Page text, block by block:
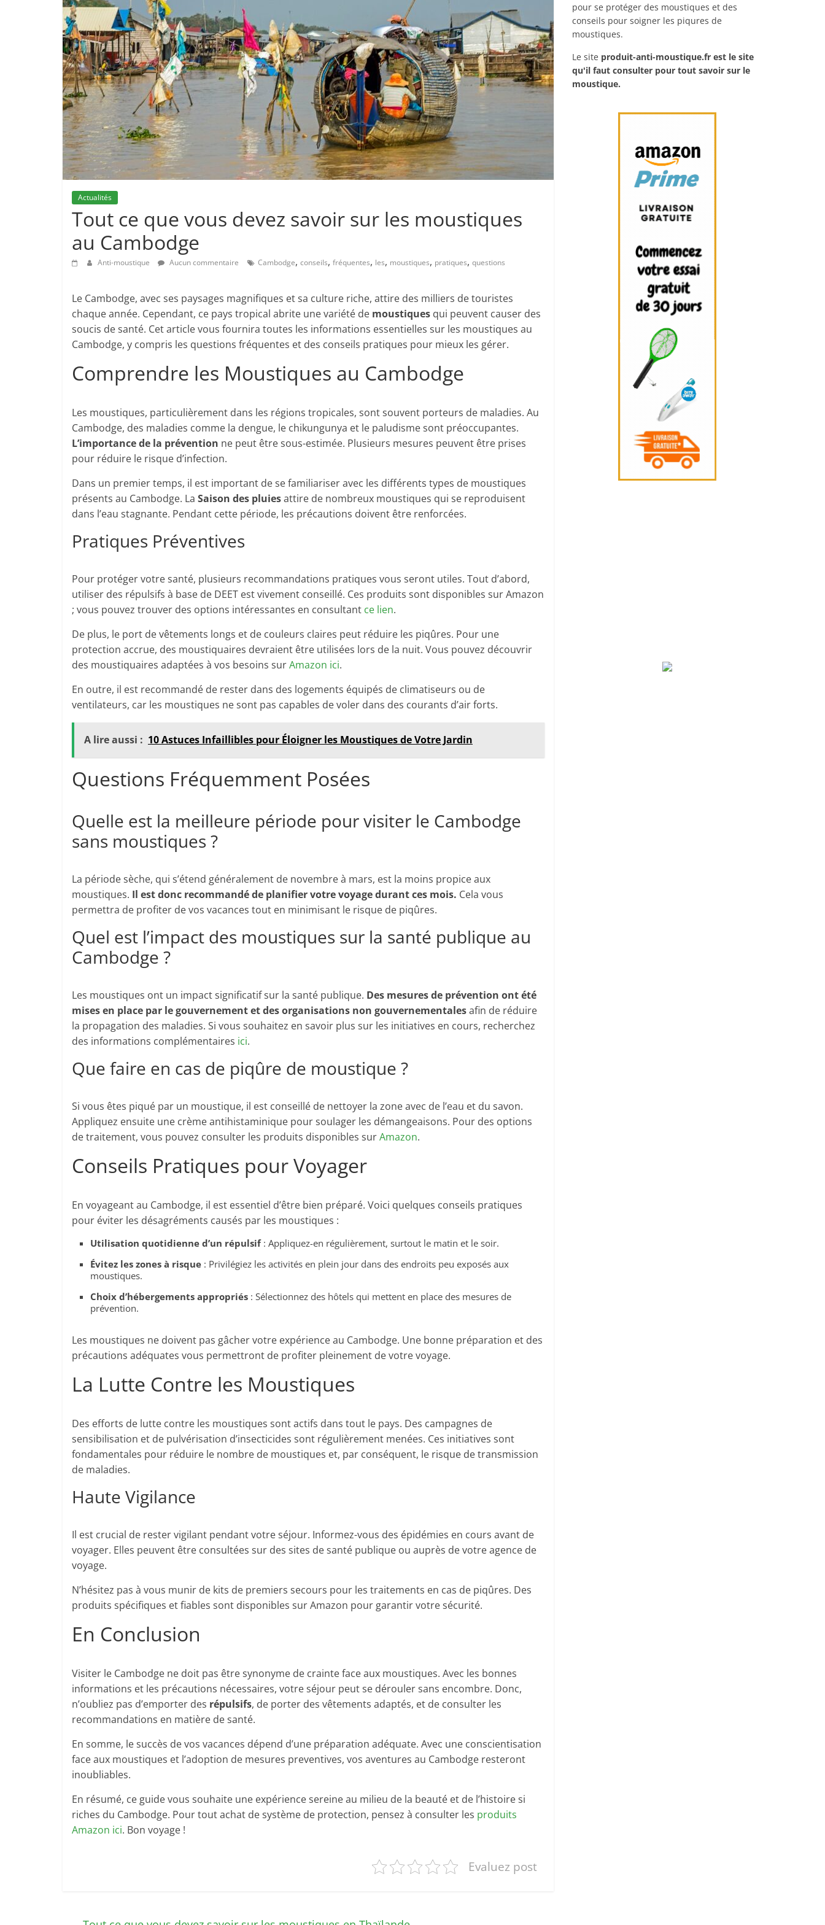
Actualités
Tout ce que vous devez savoir sur les moustiques
au Cambodge
Anti-moustique Aucun commentaire Cambodge, conseils, fréquentes, les, moustiques, pratiques, questions
Le Cambodge, avec ses paysages magnifiques et sa culture riche, attire des milliers de touristes
chaque année. Cependant, ce pays tropical abrite une variété de moustiques qui peuvent causer des
soucis de santé. Cet article vous fournira toutes les informations essentielles sur les moustiques au
Cambodge, y compris les questions fréquentes et des conseils pratiques pour mieux les gérer.
Comprendre les Moustiques au Cambodge
Les moustiques, particulièrement dans les régions tropicales, sont souvent porteurs de maladies. Au
Cambodge, des maladies comme la dengue, le chikungunya et le paludisme sont préoccupantes.
L’importance de la prévention ne peut être sous-estimée. Plusieurs mesures peuvent être prises
pour réduire le risque d’infection.
Dans un premier temps, il est important de se familiariser avec les différents types de moustiques
présents au Cambodge. La Saison des pluiesattire de nombreux moustiques qui se reproduisent
dans l’eau stagnante. Pendant cette période, les précautions doivent être renforcées.
Pratiques Préventives
Pour protéger votre santé, plusieurs recommandations pratiques vous seront utiles. Tout d’abord,
utiliser des répulsifs à base de DEET est vivement conseillé. Ces produits sont disponibles sur Amazon
; vous pouvez trouver des options intéressantes en consultant ce lien.
De plus, le port de vêtements longs et de couleurs claires peut réduire les piqûres. Pour une
protection accrue, des moustiquaires devraient être utilisées lors de la nuit. Vous pouvez découvrir
des moustiquaires adaptées à vos besoins surAmazon ici.
En outre, il est recommandé de rester dans des logements équipés de climatiseurs ou de
ventilateurs, car les moustiques ne sont pas capables de voler dans des courants d’air forts.
A lire aussi : 10 Astuces Infaillibles pour Éloigner les Moustiques de Votre Jardin
Questions Fréquemment Posées
Quelle est la meilleure période pour visiter le Cambodge
sans moustiques ?
La période sèche, qui s’étend généralement de novembre à mars, est la moins propice aux
moustiques. Il est donc recommandé de planifier votre voyage durant ces mois. Cela vous
permettra de profiter de vos vacances tout en minimisant le risque de piqûres.
Quel est l’impact des moustiques sur la santé publique au
Cambodge ?
Les moustiques ont un impact significatif sur la santé publique. Des mesures de prévention ont été
mises en place par le gouvernement et des organisations non gouvernementalesafin de réduire
la propagation des maladies. Si vous souhaitez en savoir plus sur les initiatives en cours, recherchez
des informations complémentaires ici.
Que faire en cas de piqûre de moustique ?
Si vous êtes piqué par un moustique, il est conseillé de nettoyer la zone avec de l’eau et du savon.
Appliquez ensuite une crème antihistaminique pour soulager les démangeaisons. Pour des options
de traitement, vous pouvez consulter les produits disponibles surAmazon.
Conseils Pratiques pour Voyager
En voyageant au Cambodge, il est essentiel d’être bien préparé. Voici quelques conseils pratiques
pour éviter les désagréments causés par les moustiques :
Utilisation quotidienne d’un répulsif: Appliquez-en régulièrement, surtout le matin et le soir.
Évitez les zones à risque : Privilégiez les activités en plein jour dans des endroits peu exposés aux
moustiques.
Choix d’hébergements appropriés : Sélectionnez des hôtels qui mettent en place des mesures de
prévention.
Les moustiques ne doivent pas gâcher votre expérience au Cambodge. Une bonne préparation et des
précautions adéquates vous permettront de profiter pleinement de votre voyage.
La Lutte Contre les Moustiques
Des efforts de lutte contre les moustiques sont actifs dans tout le pays. Des campagnes de
sensibilisation et de pulvérisation d’insecticides sont régulièrement menées. Ces initiatives sont
fondamentales pour réduire le nombre de moustiques et, par conséquent, le risque de transmission
de maladies.
Haute Vigilance
Il est crucial de rester vigilant pendant votre séjour. Informez-vous des épidémies en cours avant de
voyager. Elles peuvent être consultées sur des sites de santé publique ou auprès de votre agence de
voyage.
N’hésitez pas à vous munir de kits de premiers secours pour les traitements en cas de piqûres. Des
produits spécifiques et fiables sont disponibles sur Amazon pour garantir votre sécurité.
En Conclusion
Visiter le Cambodge ne doit pas être synonyme de crainte face aux moustiques. Avec les bonnes
informations et les précautions nécessaires, votre séjour peut se dérouler sans encombre. Donc,
n’oubliez pas d’emporter des répulsifs, de porter des vêtements adaptés, et de consulter les
recommandations en matière de santé.
En somme, le succès de vos vacances dépend d’une préparation adéquate. Avec une conscientisation
face aux moustiques et l’adoption de mesures preventives, vos aventures au Cambodge resteront
inoubliables.
En résumé, ce guide vous souhaite une expérience sereine au milieu de la beauté et de l’histoire si
riches du Cambodge. Pour tout achat de système de protection, pensez à consulter les produits
Amazon ici. Bon voyage !
Evaluez post
pour se protéger des moustiques et des
conseils pour soigner les piqures de
moustiques.
Le site produit-anti-moustique.fr est le site
qu'il faut consulter pour tout savoir sur le
moustique.